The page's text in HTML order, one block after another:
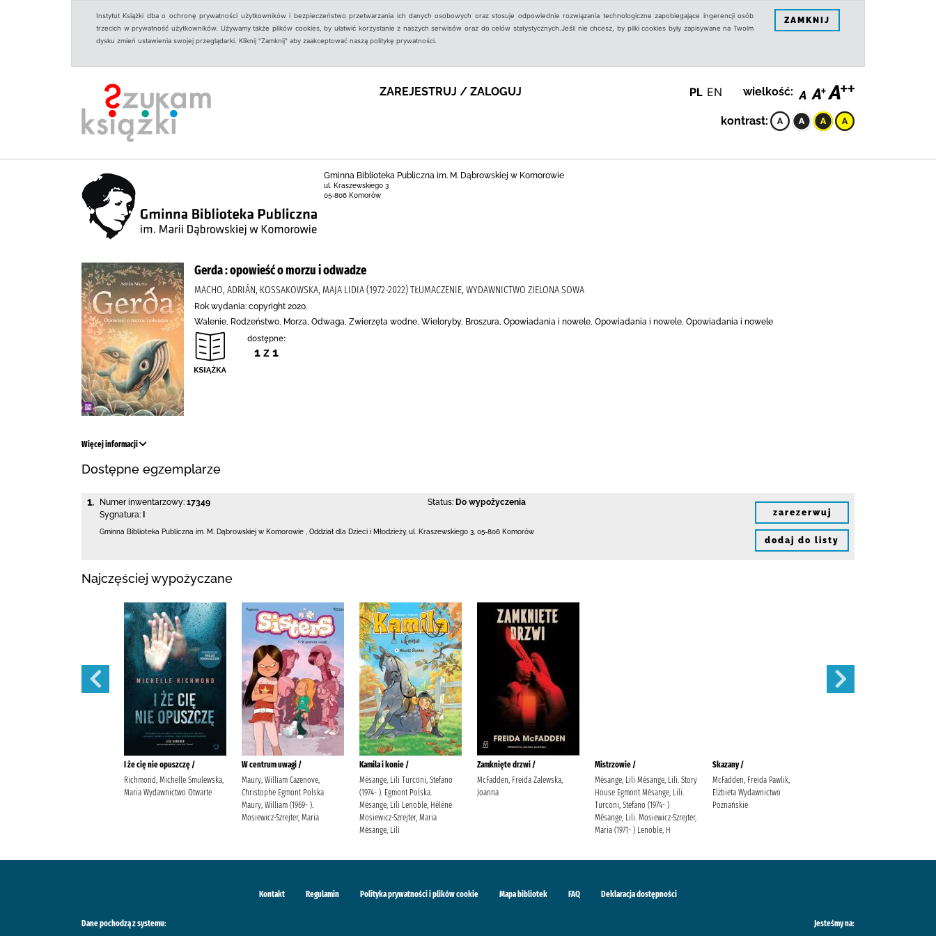
Instytut Książki dba o ochronę prywatności użytkowników i bezpieczeństwo przetwarzania ich danych osobowych oraz stosuje odpowiednie rozwiązania technologiczne zapobiegające ingerencji osób
trzecich w prywatność użytkowników. Używamy także plików cookies, by ułatwić korzystanie z naszych serwisów oraz do celów statystycznych.Jeśli nie chcesz, by pliki cookies były zapisywane na Twoim
dysku zmień ustawienia swojej przeglądarki. Kliknij "Zamknij" aby zaakceptować naszą politykę prywatności.
ZAMKNIJ
ZAREJESTRUJ / ZALOGUJ PL EN wielkość:
kontrast:
Gminna Biblioteka Publiczna im. M. Dąbrowskiej w Komorowie
ul. Kraszewskiego 3
05-806 Komorów
Gerda : opowieść o morzu i odwadze
MACHO, ADRIÁN, KOSSAKOWSKA, MAJA LIDIA (1972-2022) TŁUMACZENIE, WYDAWNICTWO ZIELONA SOWA
Rok wydania: copyright 2020.
Walenie, Rodzeństwo, Morza, Odwaga, Zwierzęta wodne, Wieloryby, Broszura, Opowiadania i nowele, Opowiadania i nowele, Opowiadania i nowele
dostępne:
1 z 1
Więcej informacji
Dostępne egzemplarze
1. Numer inwentarzowy: 17349
Sygnatura:
Status: Do wypożyczenia
Gminna Biblioteka Publiczna im. M. Dąbrowskiej w Komorowie Oddział dla Dzieci i Młodzieży, ul. Kraszewskiego 3 05-806 Komorów
zarezerwuj
dodaj do listy
Najczęściej wypożyczane
I że cię nie opuszczę /
Richmond, Michelle Smulewska,
Maria Wydawnictwo Otwarte
W centrum uwagi /
Maury, William Cazenove,
Christophe Egmont Polska
Maury, William (1969- ).
Mosiewicz-Szrejter, Maria
Kamila i konie /
Mésange, Lili Turconi, Stefano
(1974- ). Egmont Polska.
Mésange, Lili Lenoble, Hélène
Mosiewicz-Szrejter, Maria
Mésange, Lili
Zamknięte drzwi /
McFadden, Freida Zalewska,
Joanna
Mistrzowie /
Mésange, Lili Mésange, Lili. Story
House Egmont Mésange, Lili.
Turconi, Stefano (1974- )
Mésange, Lili. Mosiewicz-Szrejter,
Maria (1971- ) Lenoble, H
Skazany /
McFadden, Freida Pawlik,
Elżbieta Wydawnictwo
Poznańskie
Kontakt Regulamin Polityka prywatności i plików cookie Mapa bibliotek FAQ Deklaracja dostępności
Dane pochodzą z systemu: Jesteśmy na: